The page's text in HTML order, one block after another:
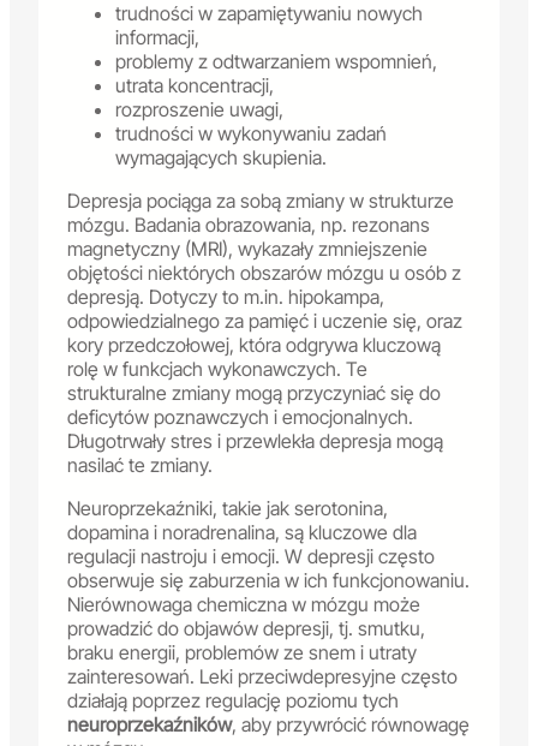
trudności w zapamiętywaniu nowych
informacji,
problemy z odtwarzaniem wspomnień,
utrata koncentracji,
rozproszenie uwagi,
trudności w wykonywaniu zadań
wymagających skupienia.
Depresja pociąga za sobą zmiany w strukturze
mózgu. Badania obrazowania, np. rezonans
magnetyczny (MRI), wykazały zmniejszenie
objętości niektórych obszarów mózgu u osób z
depresją. Dotyczy to m.in. hipokampa,
odpowiedzialnego za pamięć i uczenie się, oraz
kory przedczołowej, która odgrywa kluczową
rolę w funkcjach wykonawczych. Te
strukturalne zmiany mogą przyczyniać się do
deficytów poznawczych i emocjonalnych.
Długotrwały stres i przewlekła depresja mogą
nasilać te zmiany.
Neuroprzekaźniki, takie jak serotonina,
dopamina i noradrenalina, są kluczowe dla
regulacji nastroju i emocji. W depresji często
obserwuje się zaburzenia w ich funkcjonowaniu.
Nierównowaga chemiczna w mózgu może
prowadzić do objawów depresji, tj. smutku,
braku energii, problemów ze snem i utraty
zainteresowań. Leki przeciwdepresyjne często
działają poprzez regulację poziomu tych
neuroprzekaźników, aby przywrócić równowagę